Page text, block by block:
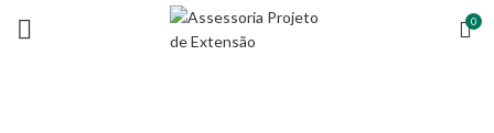
0